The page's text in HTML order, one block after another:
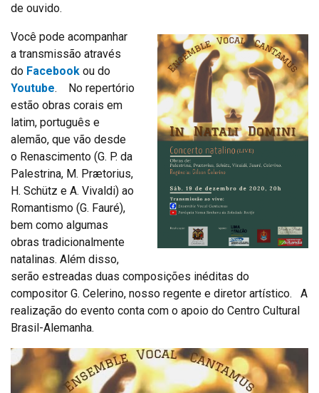
de ouvido.
Você pode acompanhar
a transmissão através
do Facebook ou do
Youtube. No repertório
estão obras corais em
latim, português e
alemão, que vão desde
o Renascimento (G. P. da
Palestrina, M. Prætorius,
H. Schütz e A. Vivaldi) ao
Romantismo (G. Fauré),
bem como algumas
obras tradicionalmente
natalinas. Além disso,
serão estreadas duas composições inéditas do
compositor G. Celerino, nosso regente e diretor artístico. A
realização do evento conta com o apoio do Centro Cultural
Brasil-Alemanha.